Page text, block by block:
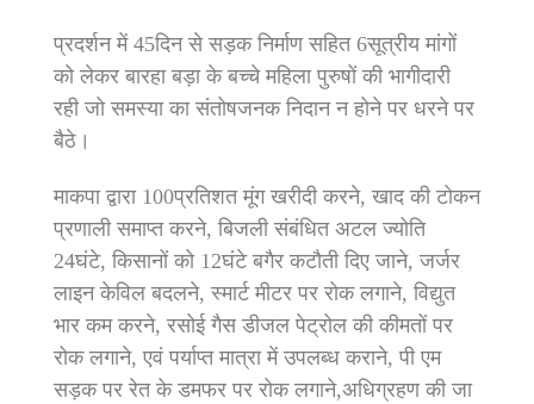
प्रदर्शन में 45दिन से सड़क निर्माण सहित 6सूत्रीय मांगों
को लेकर बारहा बड़ा के बच्चे महिला पुरुषों की भागीदारी
रही जो समस्या का संतोषजनक निदान न होने पर धरने पर
बैठे।
माकपा द्वारा 100प्रतिशत मूंग खरीदी करने, खाद की टोकन
प्रणाली समाप्त करने, बिजली संबंधित अटल ज्योति
24घंटे, किसानों को 12घंटे बगैर कटौती दिए जाने, जर्जर
लाइन केविल बदलने, स्मार्ट मीटर पर रोक लगाने, विद्युत
भार कम करने, रसोई गैस डीजल पेट्रोल की कीमतों पर
रोक लगाने, एवं पर्याप्त मात्रा में उपलब्ध कराने, पी एम
सड़क पर रेत के डमफर पर रोक लगाने,अधिग्रहण की जा